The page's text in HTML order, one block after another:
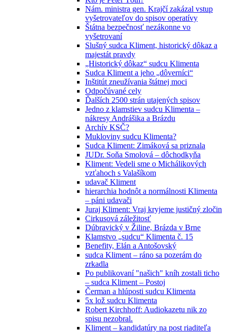
Nám. ministra gen. Krajčí zakázal vstup
vyšetrovateľov do spisov operatívy
Štátna bezpečnosť nezákonne vo
vyšetrovaní
Slušný sudca Kliment, historický dôkaz a
majestát pravdy
„Historický dôkaz“ sudcu Klimenta
Sudca Kliment a jeho „dôverníci“
Inštitút zneužívania štátnej moci
Odpočúvané cely
Ďalších 2500 strán utajených spisov
Jedno z klamstiev sudcu Klimenta –
nákresy Andrášika a Brázdu
Archív KSČ?
Mukloviny sudcu Klimenta?
Sudca Kliment: Zimáková sa priznala
JUDr. Soňa Smolová – dôchodkyňa
Kliment: Vedeli sme o Michálikových
vzťahoch s Valašíkom
udavač Kliment
hierarchia hodnôt a normálnosti Klimenta
– páni udavači
Juraj Kliment: Vraj kryjeme justičný zločin
Cirkusová záležitosť
Dúbravický v Žiline, Brázda v Brne
Klamstvo „sudcu“ Klimenta č. 15
Benefity, Elán a Antošovský
sudca Kliment – ráno sa pozerám do
zrkadla
Po publikovaní "našich" kníh zostali ticho
– sudca Kliment – Postoj
Čerman a hlúposti sudcu Klimenta
5x lož sudcu Klimenta
Robert Kirchhoff: Audiokazetu nik zo
spisu nezobral.
Kliment – kandidatúry na post riaditeľa